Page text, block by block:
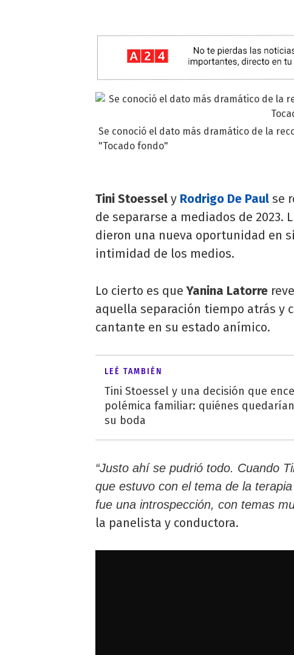
Se conoció el dato más dramático de la
"Tocado fondo"
Tini Stoessel y Rodrigo De Paul se
de separarse a mediados de 2023.
dieron una nueva oportunidad en
intimidad de los medios.
Lo cierto es queYanina Latorre
aquella separación tiempo atrás y
cantante en su estado anímico.
LEÉ TAMBIÉN
Tini Stoessel y una decisión que
polémica familiar: quiénes
su boda
“Justo ahí se pudrió todo. Cuando
que estuvo con el tema de la
fue una introspección, con temas
la panelista y conductora.